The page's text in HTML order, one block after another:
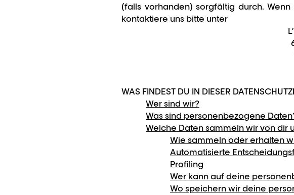
(falls vorhanden) sorgfältig durch.
kontaktiere uns bitte unter
WAS FINDEST DU IN DIESER
Wer sind wir?
Was sind personenbezogene
Welche Daten sammeln wir von dir
Wie sammeln oder erhalten
Automatisierte
Profiling
Wer kann auf deine
Wo speichern wir deine